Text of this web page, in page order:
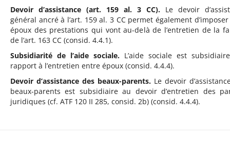
Devoir d’assistance (art. 159 al. 3 CC). Le devoir
général ancré à l’art. 159 al. 3 CC permet également
époux des prestations qui vont au-delà de l’entretien de la
de l’art. 163 CC (consid. 4.4.1).
Subsidiarité de l’aide sociale. L’aide sociale est
rapport à l’entretien entre époux (consid. 4.4.4).
Devoir d’assistance des beaux-parents. Le devoir
beaux-parents est subsidiaire au devoir d’entretien des
juridiques (cf. ATF 120 II 285, consid. 2b) (consid. 4.4.4).